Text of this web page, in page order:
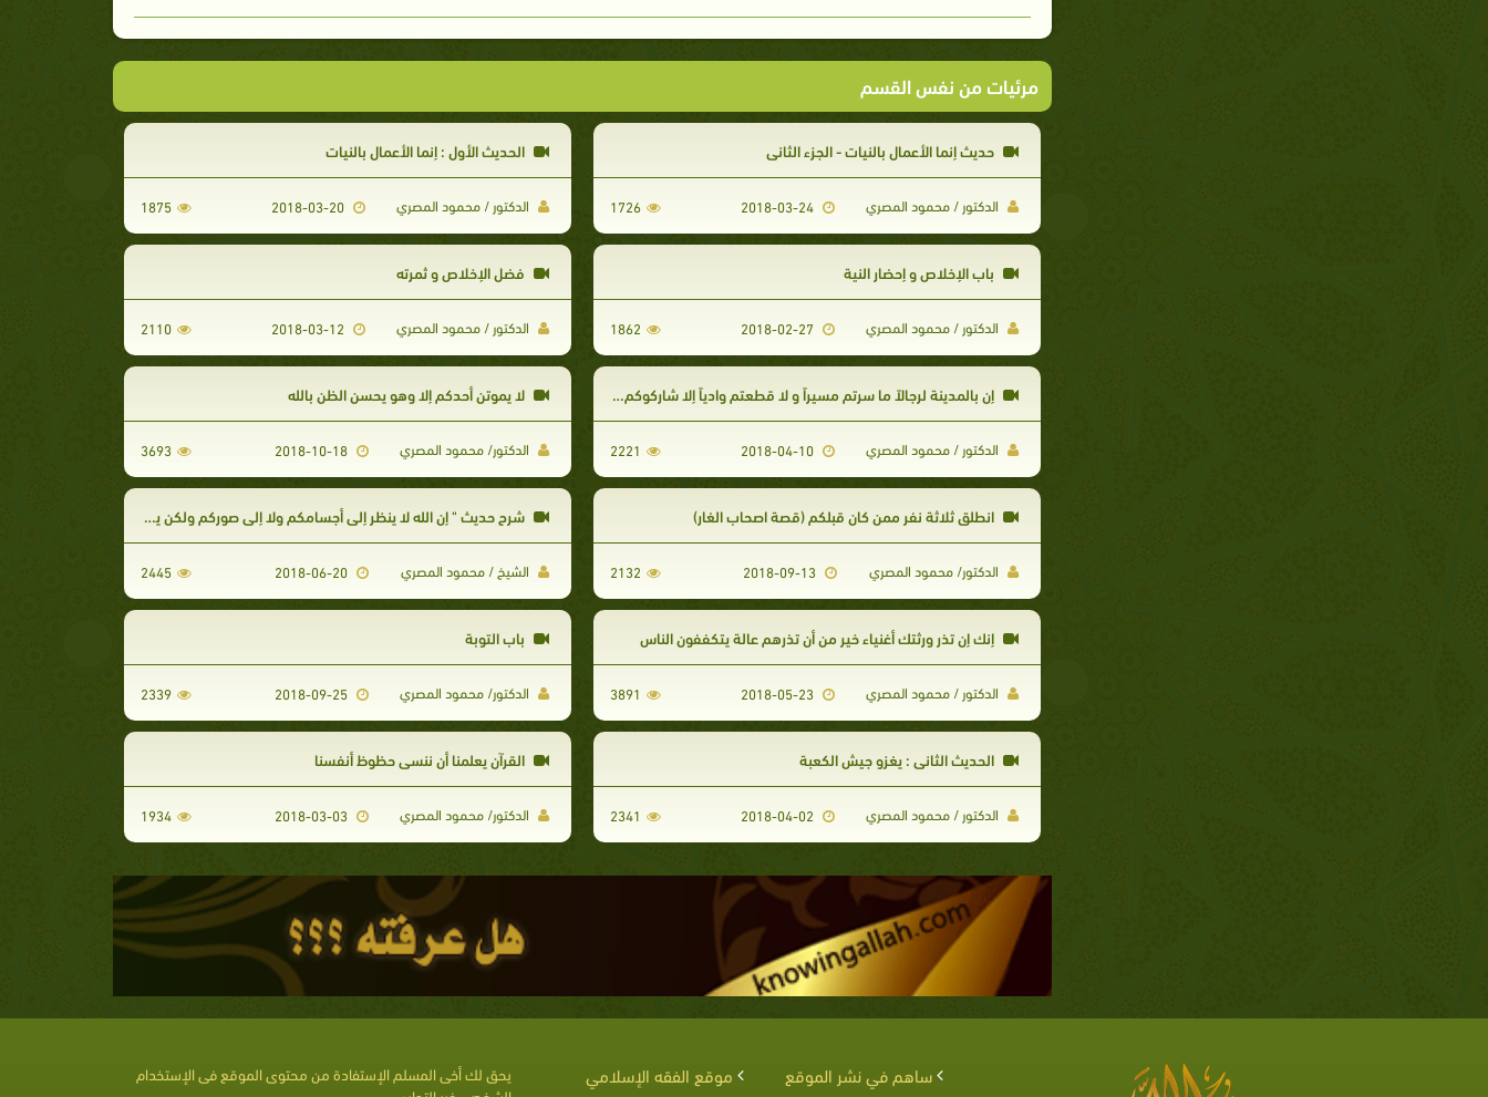
مرئيات من نفس القسم
حديث إنما الأعمال بالنيات - الجزء الثاني
الدكتور / محمود المصري 1726
الحديث الأول : إنما الأعمال بالنيات
الدكتور / محمود المصري 1875
باب الإخلاص و إحضار النية
الدكتور / محمود المصري 1862
فضل الإخلاص و ثمرته
الدكتور / محمود المصري 2110
إن بالمدينة لرجالاً ما سرتم مسيراً و لا قطعتم وادياً إلا شاركوكم في الأجر حبسهم العذر
الدكتور / محمود المصري 2221
لا يموتن أحدكم إلا وهو يحسن الظن بالله
الدكتور/ محمود المصري 2018-10-18
3693
انطلق ثلاثة نفر ممن كان قبلكم (قصة اصحاب الغار)
الدكتور/ محمود المصري 2132
شرح حديث " إن الله لا ينظر إلى أجسامكم ولا إلى صوركم ولكن ينظر إلى قلوبك و أعمالكم "
الشيخ / محمود المصري 2445
إنك إن تذر ورثتك أغنياء خير من أن تذرهم عالة يتكففون الناس
الدكتور / محمود المصري 3891
باب التوبة
الدكتور/ محمود المصري 2018-09-25
2339
الحديث الثاني : يغزو جيش الكعبة
الدكتور / محمود المصري 2341
القرآن يعلمنا أن ننسى حظوظ أنفسنا
الدكتور/ محمود المصري 2018-03-03
1934
ساهم في نشر الموقع
موقع الفقه الإسلامي
يحق لك أخى المسلم الإستفادة من محتوى الموقع فى الإستخدام